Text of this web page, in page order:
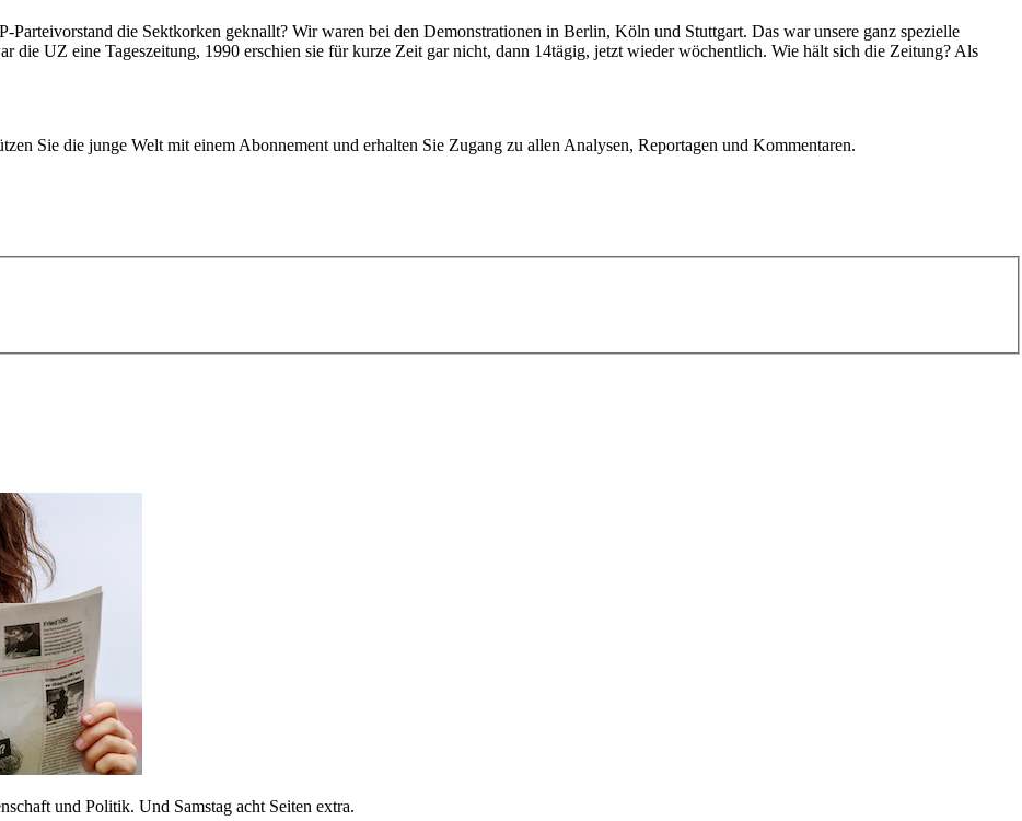
Parteivorstand die Sektkorken geknallt? Wir waren bei den Demonstrationen in Berlin, Köln und Stuttgart. Das war unsere ganz spezielle
die UZ eine Tageszeitung, 1990 erschien sie für kurze Zeit gar nicht, dann 14tägig, jetzt wieder wöchentlich. Wie hält sich die Zeitung? Als
Sie die junge Welt mit einem Abonnement und erhalten Sie Zugang zu allen Analysen, Reportagen und Kommentaren.
und Politik. Und Samstag acht Seiten extra.